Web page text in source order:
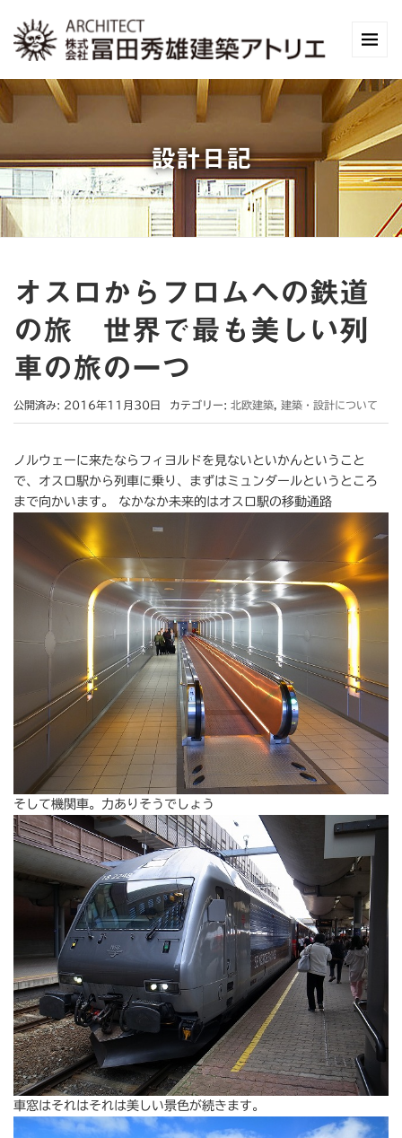
設計日記
オスロからフロムへの鉄道
の旅 世界で最も美しい列
車の旅の一つ
公開済み: 2016年11月30日 カテゴリー: 北欧建築 建築・設計について
ノルウェーに来たならフィヨルドを見ないといかんということ
で、オスロ駅から列車に乗り、まずはミュンダールというところ
まで向かいます。 なかなか未来的はオスロ駅の移動通路
そして機関車。力ありそうでしょう
車窓はそれはそれは美しい景色が続きます。